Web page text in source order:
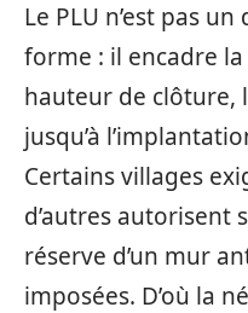
Le PLU n’est pas
forme : il encadre
hauteur de clôture,
jusqu’à
Certains villages
d’autres autorisent
réserve d’un mur
imposées. D’où la